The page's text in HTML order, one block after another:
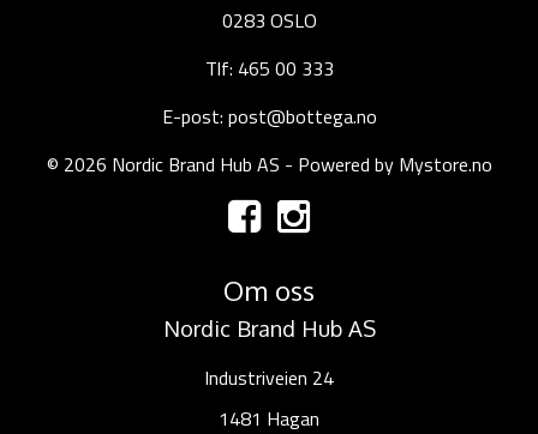
0283 OSLO
Tlf: 465 00 333
E-post: post@bottega.no
© 2026 Nordic Brand Hub AS - Powered by Mystore.no
Om oss
Nordic Brand Hub AS
Industriveien 24
1481 Hagan